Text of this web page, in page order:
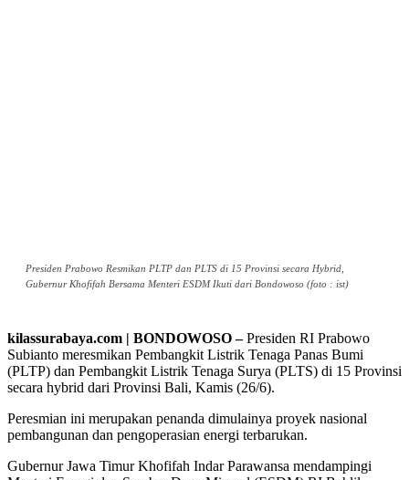
Presiden Prabowo Resmikan PLTP dan PLTS di 15 Provinsi secara Hybrid,
Gubernur Khofifah Bersama Menteri ESDM Ikuti dari Bondowoso (foto : ist)
kilassurabaya.com | BONDOWOSO –Presiden RI Prabowo
Subianto meresmikan Pembangkit Listrik Tenaga Panas Bumi
(PLTP) dan Pembangkit Listrik Tenaga Surya (PLTS) di 15 Provinsi
secara hybrid dari Provinsi Bali, Kamis (26/6).
Peresmian ini merupakan penanda dimulainya proyek nasional
pembangunan dan pengoperasian energi terbarukan.
Gubernur Jawa Timur Khofifah Indar Parawansa mendampingi